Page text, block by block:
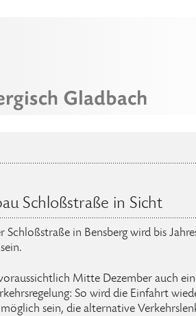
Schloßstraße in Sicht
Schloßstraße in Bensberg wird bis
Mitte Dezember auch
So wird die Einfahrt
sein, die alternative